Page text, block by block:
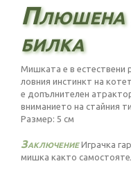
Плюшена
билка
Мишката е в естествени
ловния инстинкт на
е допълнителен
вниманието на стайния
Размер: 5 см
ЗаключениеИграчка
мишка както